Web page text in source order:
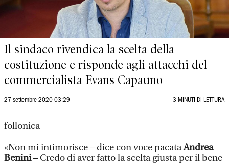
Il sindaco rivendica la scelta della
costituzione e risponde agli attacchi del
commercialista Evans Capauno
27 settembre 2020 03:29 3 MINUTI DI LETTURA
follonica
«Non mi intimorisce – dice con voce pacataAndrea
Benini– Credo di aver fatto la scelta giusta per il bene